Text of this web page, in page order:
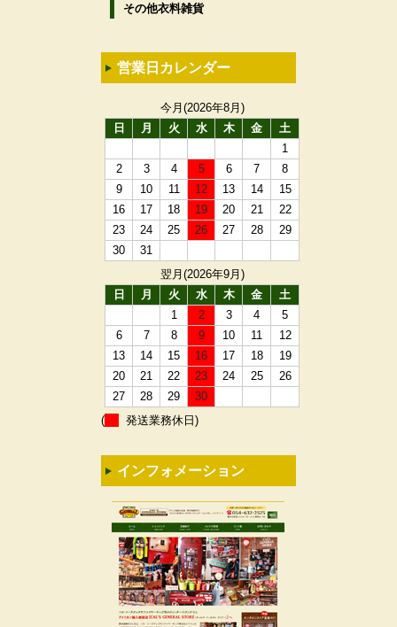
その他衣料雑貨
営業日カレンダー
今月(2026年8月)
日
月 火 水 木 金
土
1
2
3 4 5 6 7
8
9
10 11 12 13 14
15
16
17 18 19 20 21
22
23
24 25 26 27 28
29
30
31
翌月(2026年9月)
日
月 火 水 木 金
土
1
2 3 4
5
6
7 8 9 10 11
12
13
14 15 16 17 18
19
20
21 22 23 24 25
26
27
28 29
30
(
発送業務休日)
インフォメーション